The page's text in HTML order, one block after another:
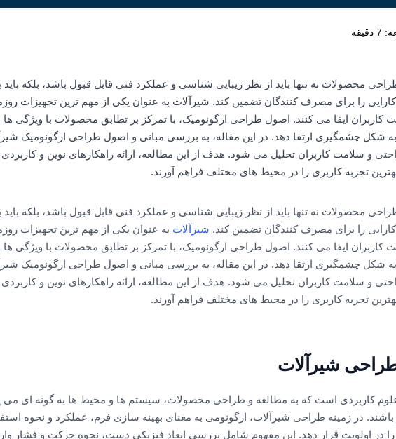
محصولات نه تنها باید از نظر زیبایی شناسی و عملکرد فنی قابل قبول باشد، بلکه باید
کارایی را برای مصرف کنندگان تضمین کند. شیرآلات به عنوان یکی از مهم ترین تجهیزات
کاربران ایفا می کنند. اصول طراحی ارگونومیک، با تمرکز بر تطابق محصولات با ویژگی ها
به شکل چشمگیری ارتقا دهد. در این مقاله، به بررسی مبانی و اصول طراحی ارگونومیک
و سلامت کاربران تحلیل می شود. هدف از این مطالعه، ارائه راهکارهای نوین و
تجربه کاربری را در محیط های مختلف فراهم آورند.
محصولات نه تنها باید از نظر زیبایی شناسی و عملکرد فنی قابل قبول باشد، بلکه باید
را برای مصرف کنندگان تضمین کند. شیرآلات به عنوان یکی از مهم ترین تجهیزات
کاربران ایفا می کنند. اصول طراحی ارگونومیک، با تمرکز بر تطابق محصولات با ویژگی ها
به شکل چشمگیری ارتقا دهد. در این مقاله، به بررسی مبانی و اصول طراحی ارگونومیک
و سلامت کاربران تحلیل می شود. هدف از این مطالعه، ارائه راهکارهای نوین و
تجربه کاربری را در محیط های مختلف فراهم آورند.
شیرآلات
کاربردی است که به مطالعه و طراحی محصولات، سیستم ها و محیط ها به گونه ای می
باشند. در زمینه طراحی شیرآلات، ارگونومی به معنای بهینه سازی فرم، عملکرد و نحوه
را در اولویت قرار دهد. این مفهوم شامل بررسی ابعاد فیزیکی دست، نحوه حرکت و فشار